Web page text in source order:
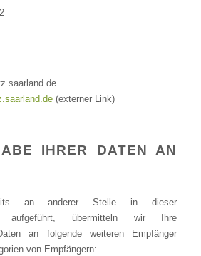
(externer Link)
IHRER DATEN AN
an anderer Stelle in dieser
aufgeführt, übermitteln wir Ihre
an folgende weiteren Empfänger
von Empfängern: